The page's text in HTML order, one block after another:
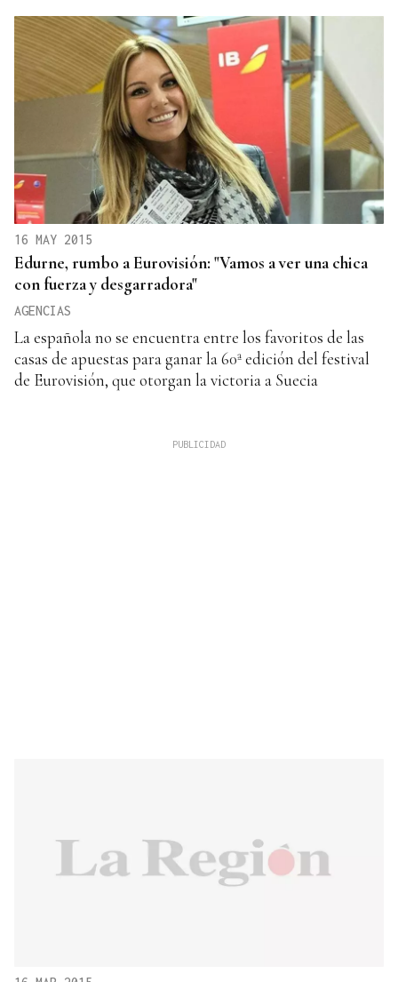
16 MAY 2015
Edurne, rumbo a Eurovisión: "Vamos a ver una chica
con fuerza y desgarradora"
AGENCIAS
La española no se encuentra entre los favoritos de las
casas de apuestas para ganar la 60ª edición del festival
de Eurovisión, que otorgan la victoria a Suecia